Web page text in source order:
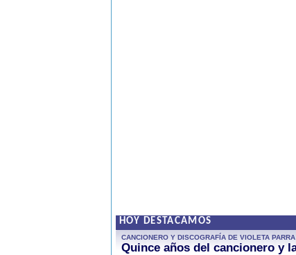
HOY DESTACAMOS
CANCIONERO Y DISCOGRAFÍA DE VIOLETA PARRA
Quince años del cancionero y